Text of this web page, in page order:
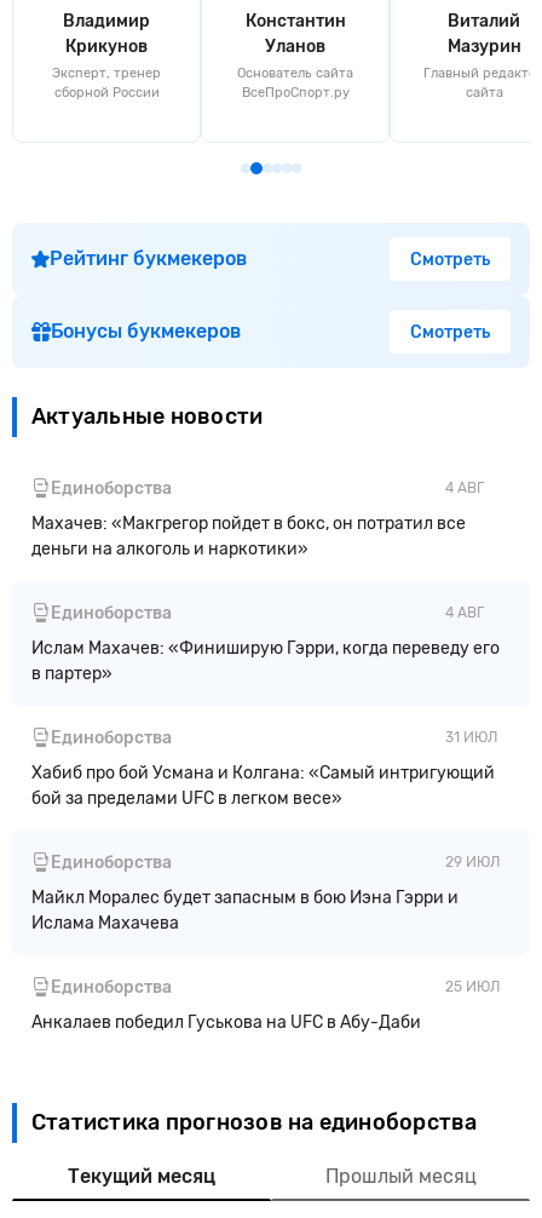
Владимир
Крикунов
Эксперт, тренер
сборной России
Константин
Уланов
Основатель сайта
ВсеПроСпорт.ру
Виталий
Мазурин
Главный
сайта
Рейтинг букмекеров Смотреть
Бонусы букмекеров Смотреть
Актуальные новости
4 АВГ
Единоборства
Махачев: «Макгрегор пойдет в бокс, он потратил все
деньги на алкоголь и наркотики»
4 АВГ
Единоборства
Ислам Махачев: «Финиширую Гэрри, когда переведу его
в партер»
31 ИЮЛ
Единоборства
Хабиб про бой Усмана и Колгана: «Самый интригующий
бой за пределами UFC в легком весе»
29 ИЮЛ
Единоборства
Майкл Моралес будет запасным в бою Иэна Гэрри и
Ислама Махачева
25 ИЮЛ
Единоборства
Анкалаев победил Гуськова на UFC в Абу-Даби
Статистика прогнозов на единоборства
Текущий месяц Прошлый месяц